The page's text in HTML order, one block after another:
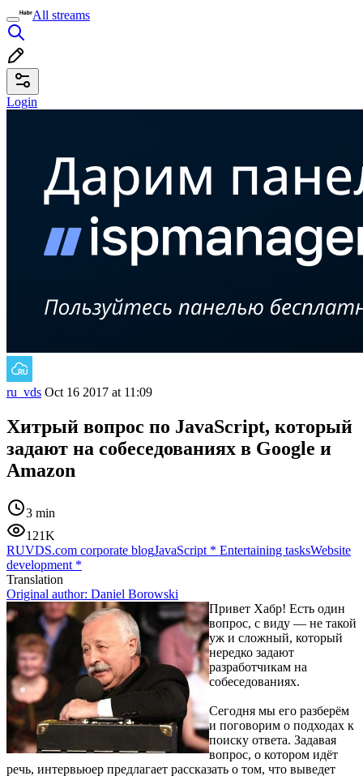
All streams
Login
ru_vds Oct 16 2017 at 11:09
Хитрый вопрос по JavaScript, который
задают на собеседованиях в Google и
Amazon
3 min
121K
RUVDS.com corporate blogJavaScript * Entertaining tasksWebsite
development *
Translation
Original author: Daniel Borowski
Привет Хабр! Есть один
вопрос, с виду — не такой
уж и сложный, который
нередко задают
разработчикам на
собеседованиях.
Сегодня мы его разберём
и поговорим о подходах к
поиску ответа. Задавая
вопрос, о котором идёт
речь, интервьюер предлагает рассказать о том, что выведет